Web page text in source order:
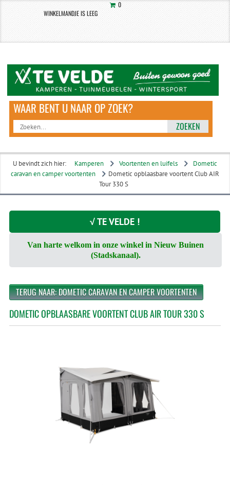
0
WINKELMANDJE IS LEEG
ZOEKEN
U bevindt zich hier: Kamperen Voortenten en luifels
Dometic
caravan en camper voortenten
Dometic opblaasbare voortent Club AIR
Tour 330 S
√ TE VELDE !
Van harte welkom in onze winkel in Nieuw Buinen
(Stadskanaal).
TERUG NAAR: DOMETIC CARAVAN EN CAMPER VOORTENTEN
DOMETIC OPBLAASBARE VOORTENT CLUB AIR TOUR 330 S